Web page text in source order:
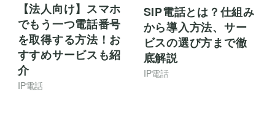
【法人向け】スマホ
でもう一つ電話番号
を取得する方法！お
すすめサービスも紹
介
IP電話
SIP電話とは？仕組み
から導入方法、サー
ビスの選び方まで徹
底解説
IP電話